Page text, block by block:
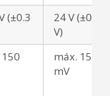
(±0.3
24 V (±0.3
V)
máx. 150
mV